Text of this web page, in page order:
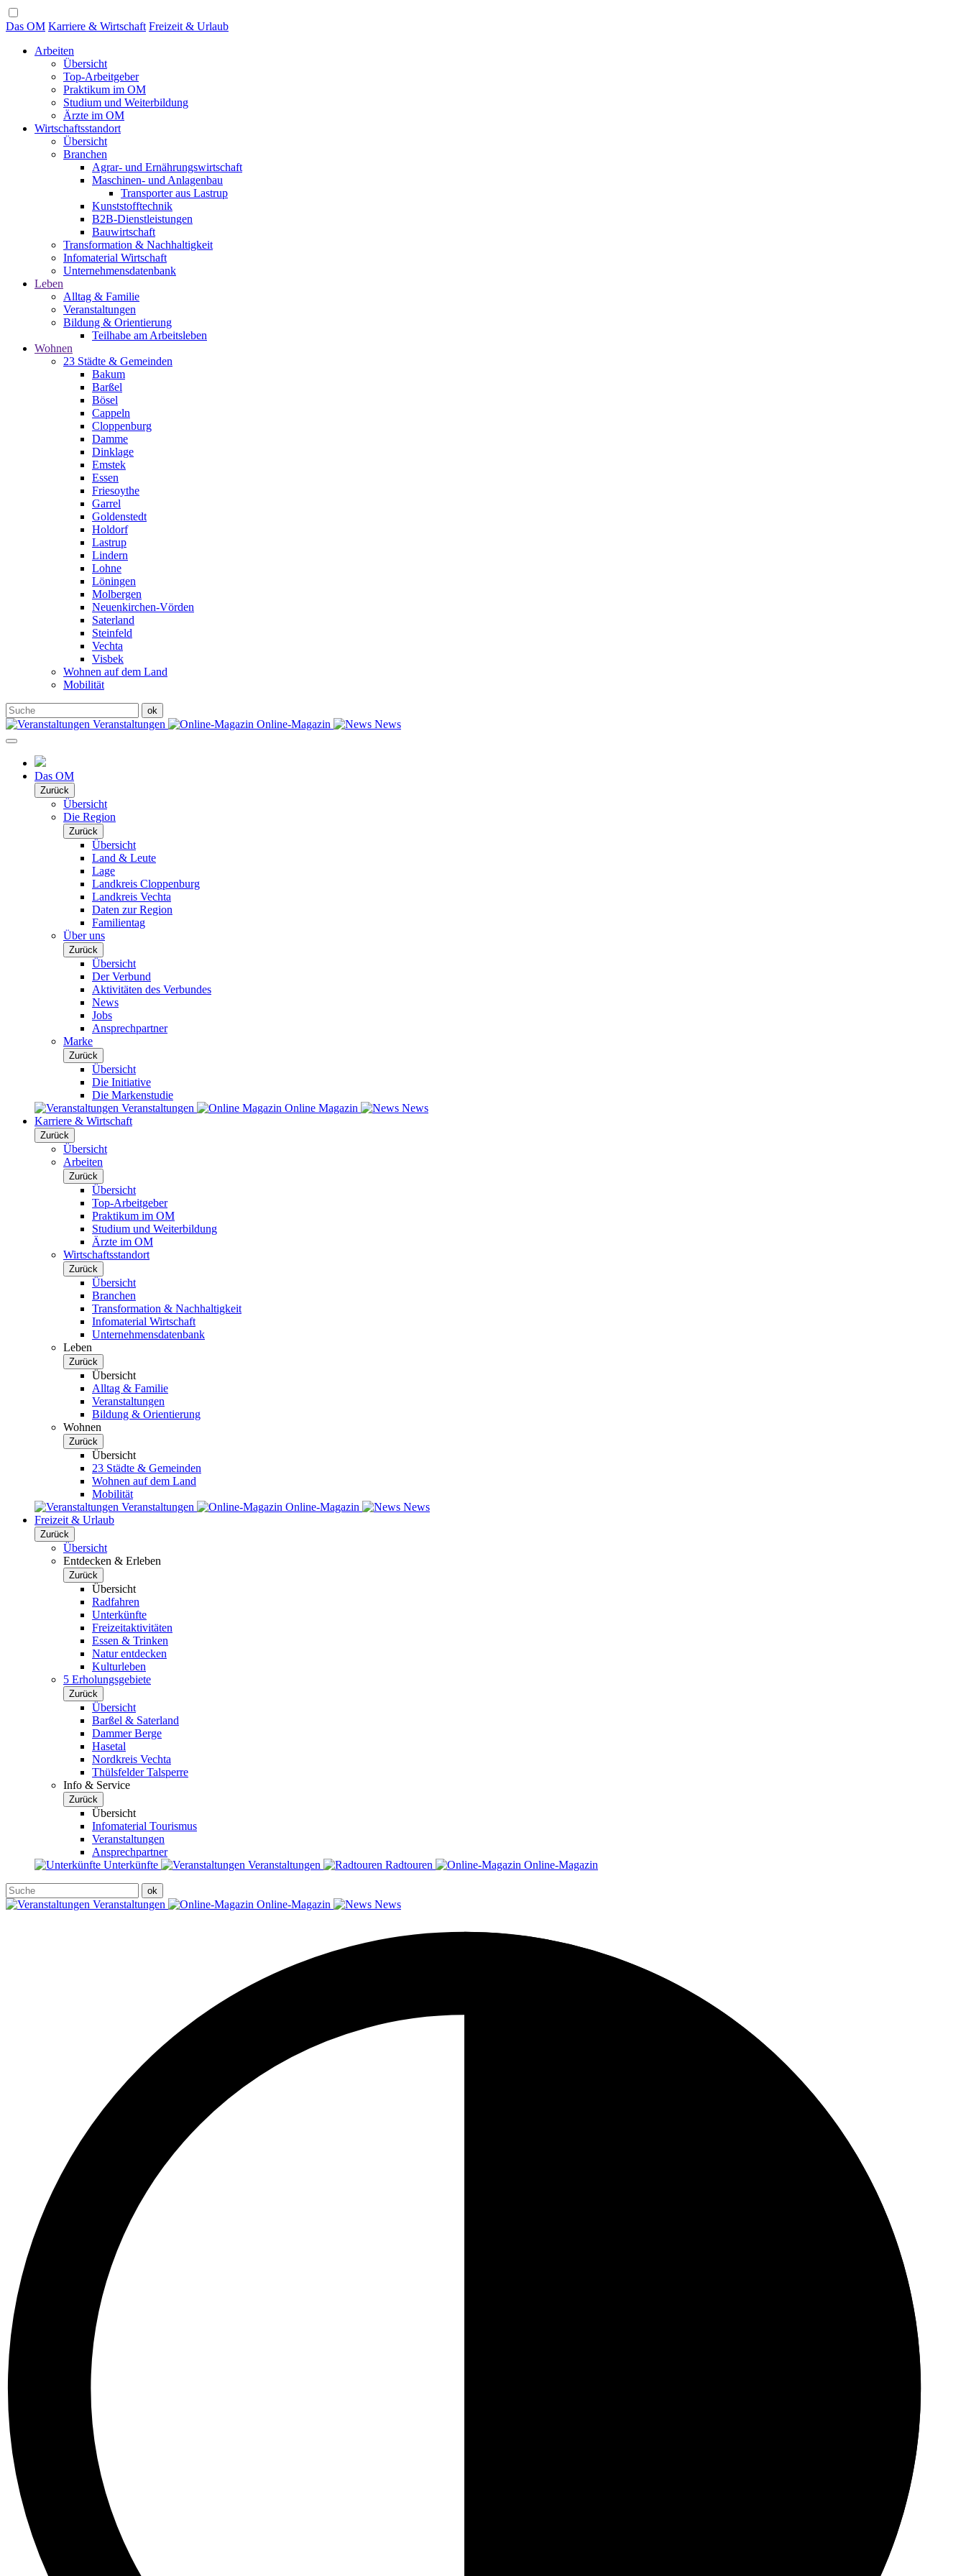
Das OM Karriere & Wirtschaft Freizeit & Urlaub
Arbeiten
Übersicht
Top-Arbeitgeber
Praktikum im OM
Studium und Weiterbildung
Ärzte im OM
Wirtschaftsstandort
Übersicht
Branchen
Agrar- und Ernährungswirtschaft
Maschinen- und Anlagenbau
Transporter aus Lastrup
Kunststofftechnik
B2B-Dienstleistungen
Bauwirtschaft
Transformation & Nachhaltigkeit
Infomaterial Wirtschaft
Unternehmensdatenbank
Leben
Alltag & Familie
Veranstaltungen
Bildung & Orientierung
Teilhabe am Arbeitsleben
Wohnen
23 Städte & Gemeinden
Bakum
Barßel
Bösel
Cappeln
Cloppenburg
Damme
Dinklage
Emstek
Essen
Friesoythe
Garrel
Goldenstedt
Holdorf
Lastrup
Lindern
Lohne
Löningen
Molbergen
Neuenkirchen-Vörden
Saterland
Steinfeld
Vechta
Visbek
Wohnen auf dem Land
Mobilität
Veranstaltungen Online-Magazin News
Das OM
Zurück
Übersicht
Die Region
Zurück
Übersicht
Land & Leute
Lage
Landkreis Cloppenburg
Landkreis Vechta
Daten zur Region
Familientag
Über uns
Zurück
Übersicht
Der Verbund
Aktivitäten des Verbundes
News
Jobs
Ansprechpartner
Marke
Zurück
Übersicht
Die Initiative
Die Markenstudie
Veranstaltungen
Online Magazin
News
Karriere & Wirtschaft
Zurück
Übersicht
Arbeiten
Zurück
Übersicht
Top-Arbeitgeber
Praktikum im OM
Studium und Weiterbildung
Ärzte im OM
Wirtschaftsstandort
Zurück
Übersicht
Branchen
Transformation & Nachhaltigkeit
Infomaterial Wirtschaft
Unternehmensdatenbank
Leben
Zurück
Übersicht
Alltag & Familie
Veranstaltungen
Bildung & Orientierung
Wohnen
Zurück
Übersicht
23 Städte & Gemeinden
Wohnen auf dem Land
Mobilität
Veranstaltungen
Online-Magazin
News
Freizeit & Urlaub
Zurück
Übersicht
Entdecken & Erleben
Zurück
Übersicht
Radfahren
Unterkünfte
Freizeitaktivitäten
Essen & Trinken
Natur entdecken
Kulturleben
5 Erholungsgebiete
Zurück
Übersicht
Barßel & Saterland
Dammer Berge
Hasetal
Nordkreis Vechta
Thülsfelder Talsperre
Info & Service
Zurück
Übersicht
Infomaterial Tourismus
Veranstaltungen
Ansprechpartner
Unterkünfte
Veranstaltungen Radtouren Online-Magazin
Veranstaltungen Online-Magazin News